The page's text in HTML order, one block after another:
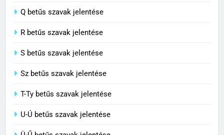
Centenárium jelentése
Q betűs szavak jelentése
R betűs szavak jelentése
S betűs szavak jelentése
Sz betűs szavak jelentése
T-Ty betűs szavak jelentése
U-Ú betűs szavak jelentése